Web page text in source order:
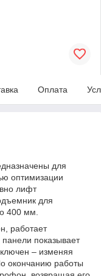
Оплата
для
оптимизации
лифт
для
400 мм.
работает
показывает
– изменяя
окончанию работы